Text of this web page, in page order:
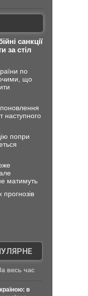
санкції
за стіл
по
що
наступного
попри
матимуть
весь час
в